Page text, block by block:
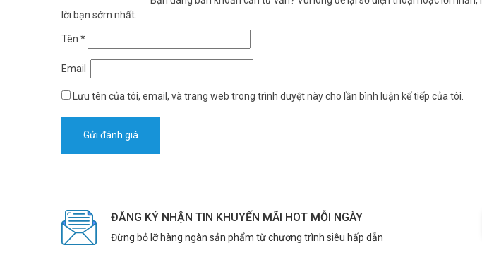
lời bạn sớm nhất.
Tên *
Email
Lưu tên của tôi, email, và trang web trong trình duyệt này cho lần bình luận kế tiếp của tôi.
ĐĂNG KÝ NHẬN TIN KHUYẾN MÃI HOT MỖI NGÀY
Đừng bỏ lỡ hàng ngàn sản phẩm từ chương trình siêu hấp dẫn